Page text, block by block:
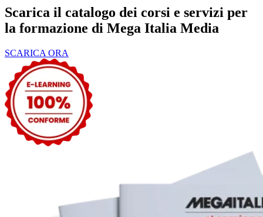
Scarica il catalogo dei corsi e servizi per
la formazione di Mega Italia Media
SCARICA ORA